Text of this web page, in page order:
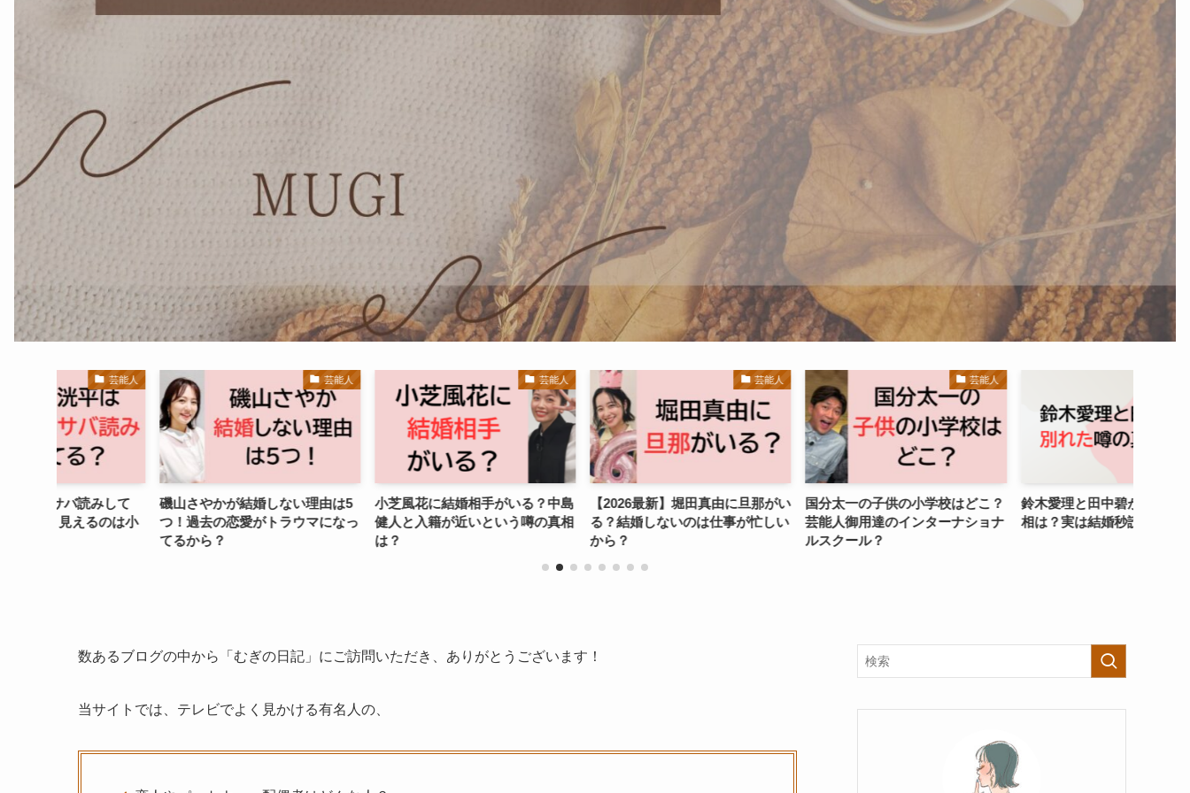
磯山さやかが結婚しない理由は5
つ！過去の恋愛がトラウマになっ
小芝風花に結婚相手がいる？中島
健人と入籍が近いという噂の真相
【2026最新】堀田真由に旦那がい
る？結婚しないのは仕事が忙しい
国分太一の子供の小学校はどこ？
芸能人御用達のインターナショナ
鈴木愛理と田中碧が別れた噂の真
相は？実は結婚秒読みだった！
数あるブログの中から「むぎの日記」にご訪問いただき、ありがとうございます！
当サイトでは、テレビでよく見かける有名人の、